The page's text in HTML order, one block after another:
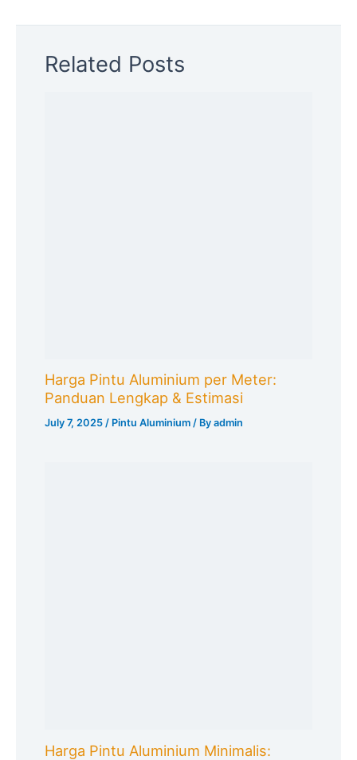
Related Posts
Harga Pintu Aluminium per Meter:
Panduan Lengkap & Estimasi
July 7, 2025/ Pintu Aluminium / Byadmin
Harga Pintu Aluminium Minimalis: